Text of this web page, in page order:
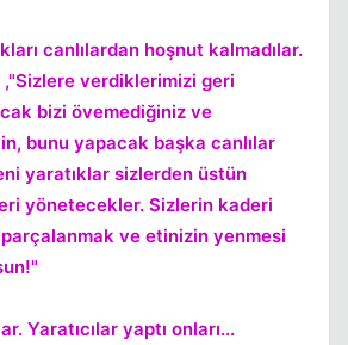
canlılardan hoşnut kalmadılar.
verdiklerimizi geri
bizi övemediğiniz ve
bunu yapacak başka canlılar
yaratıklar sizlerden üstün
yönetecekler. Sizlerin kaderi
ve etinizin yenmesi
Yaratıcılar yaptı onları...